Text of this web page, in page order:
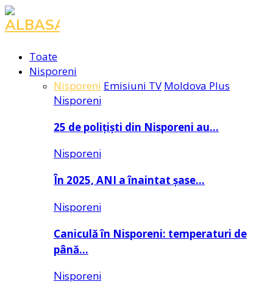
Facebook
Instagram
Youtube
Toate
Nisporeni
Nisporeni Emisiuni TV Moldova Plus
Nisporeni
25 de polițiști din Nisporeni au…
Nisporeni
În 2025, ANI a înaintat șase…
Nisporeni
Caniculă în Nisporeni: temperaturi de
până…
Nisporeni